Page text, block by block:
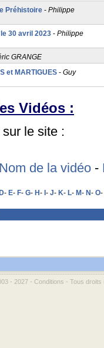
Préhistoire - Philippe
30 avril 2023 - Philippe
GRANGE
et MARTIGUES - Guy
Vidéos :
le site :
Nom de la vidéo -
D- E- F- G- H- - J- K- L- M- N- O-
- 2027 - Conditions - Tous droits